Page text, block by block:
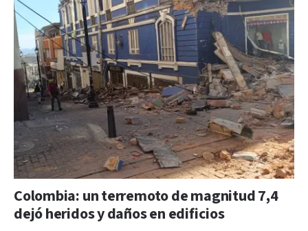
Colombia: un terremoto de magnitud 7,4
dejó heridos y daños en edificios